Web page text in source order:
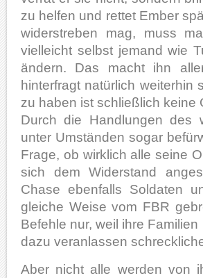
zu helfen und rettet Ember
widerstreben mag, muss
vielleicht selbst jemand wie
ändern. Das macht ihn
hinterfragt natürlich weiterhin
zu haben ist schließlich keine
Durch die Handlungen des
unter Umständen sogar
Frage, ob wirklich alle seine
sich dem Widerstand
Chase ebenfalls Soldaten
gleiche Weise vom FBR
Befehle nur, weil ihre
dazu veranlassen
Aber nicht alle werden von